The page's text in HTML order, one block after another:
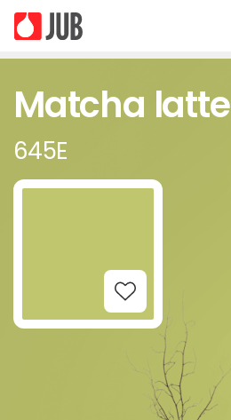
Matcha latte
645E
Add to Wishlist